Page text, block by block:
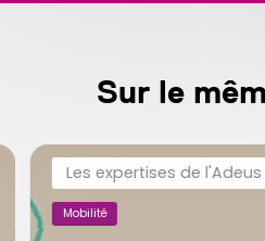
Sur le
Les expertises de l'Adeus
Mobilité